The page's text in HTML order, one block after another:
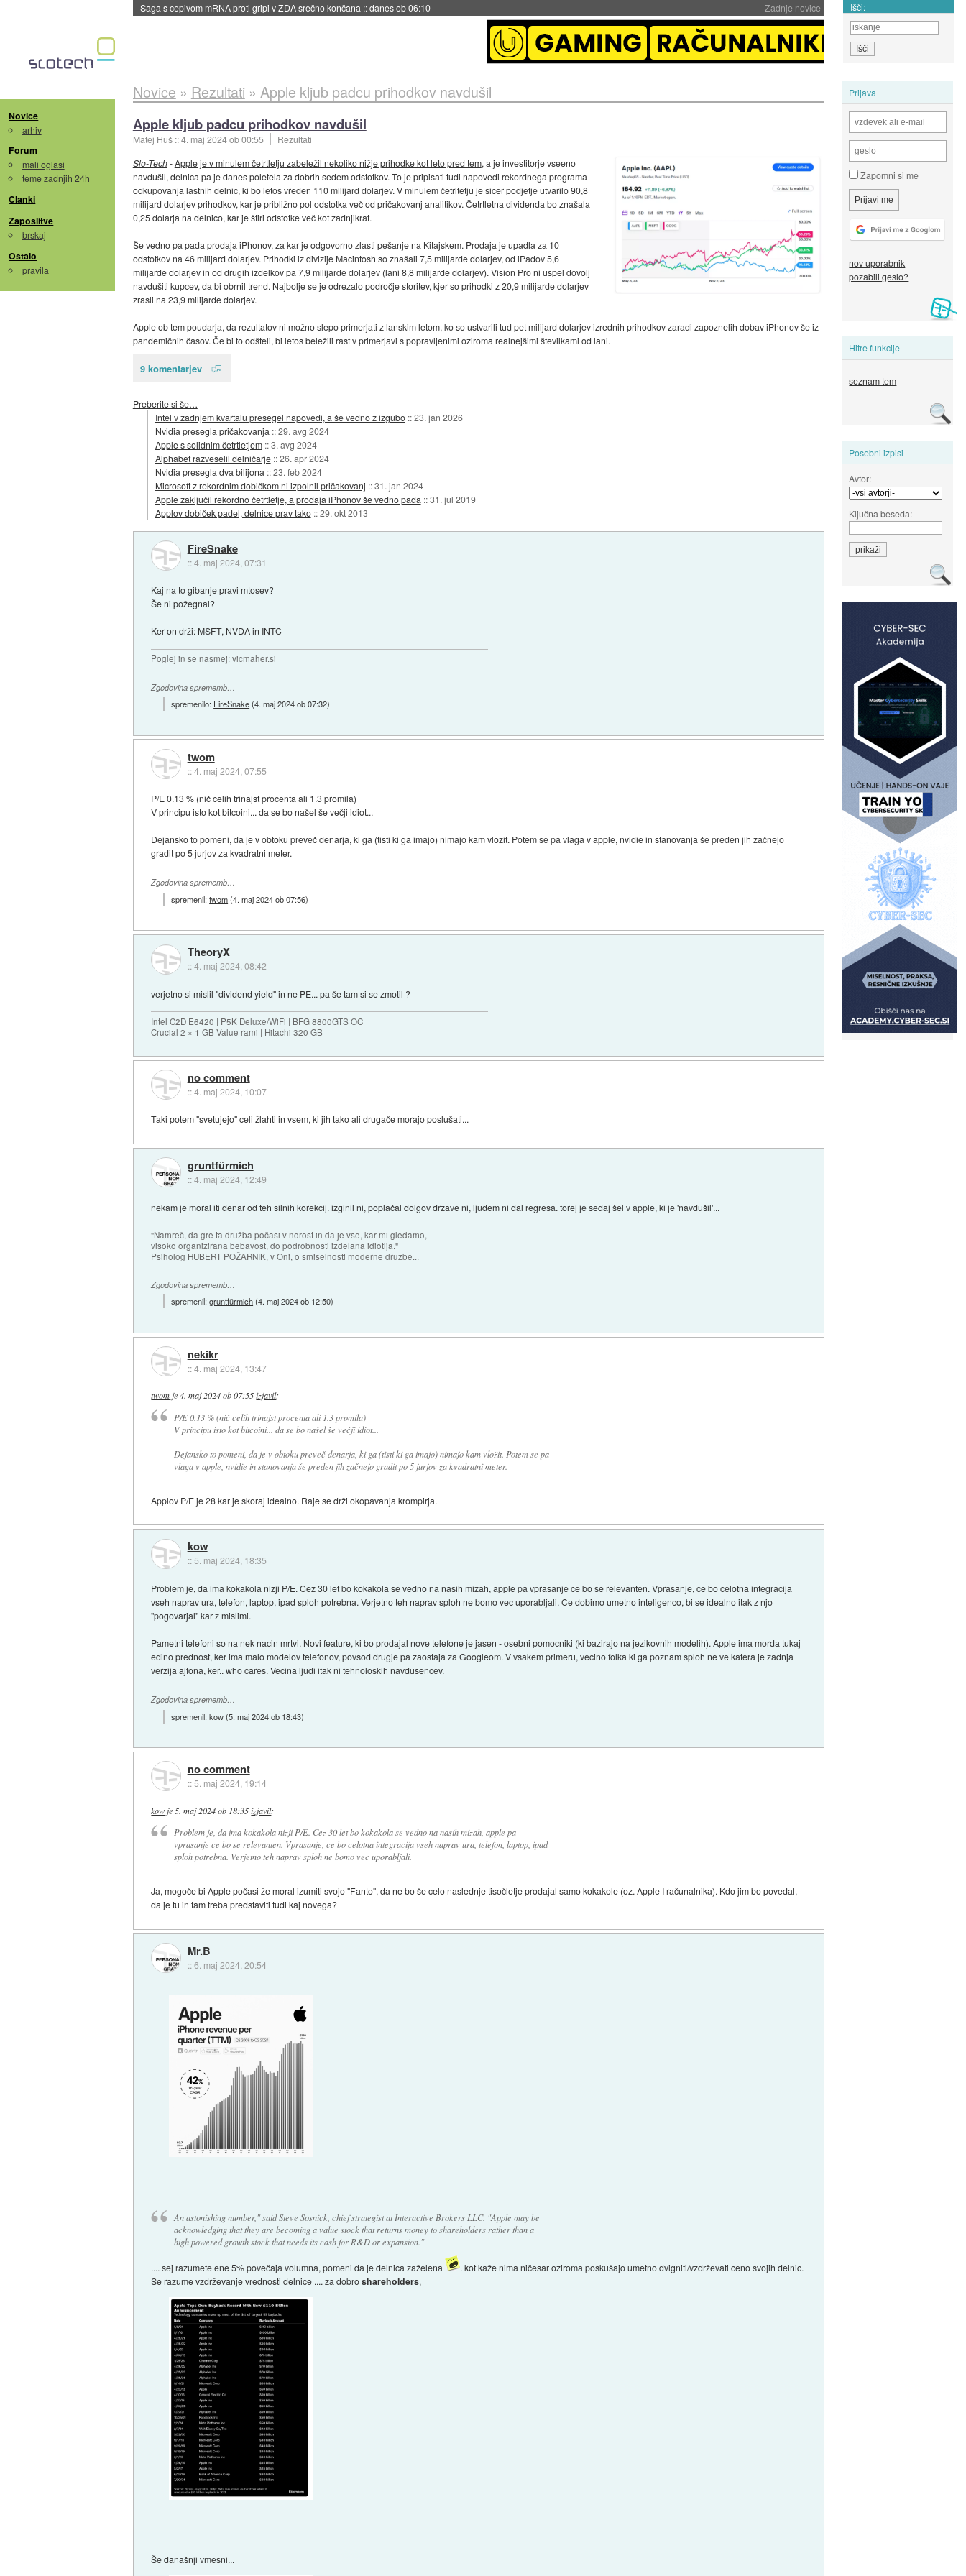
Zadnje novice
BMW v vozilih začel predvajati reklame::danes ob 06:09 Išči:
Novice
arhiv
Forum
mali oglasi
teme zadnjih 24h
Članki
Zaposlitve
brskaj
Ostalo
pravila
Prijava
Zapomni si me
nov uporabnik
pozabili geslo?
Hitre funkcije
seznam tem
Posebni izpisi
Avtor:
Ključna beseda:
Novice » Rezultati » Apple kljub padcu prihodkov navdušil
Apple kljub padcu prihodkov navdušil
Matej Huš ::4. maj 2024ob 00:55
Rezultati
Slo-Tech-Apple je v minulem četrtletju zabeležil nekoliko nižje prihodke kot leto pred tem, a je investitorje vseeno
navdušil, delnica pa je danes poletela za dobrih sedem odstotkov. To je pripisati tudi napovedi rekordnega programa
odkupovanja lastnih delnic, ki bo letos vreden 110 milijard dolarjev. V minulem četrltetju je sicer podjetje utvarilo 90,8
milijard dolarjev prihodkov, kar je približno pol odstotka več od pričakovanj analitikov. Četrtletna dividenda bo znašala
0,25 dolarja na delnico, kar je štiri odstotke več kot zadnjikrat.
Še vedno pa pada prodaja iPhonov, za kar je odgovorno zlasti pešanje na Kitajskem. Prodaja je upadla za 10
odstotkov na 46 milijard dolarjev. Prihodki iz divizije Macintosh so znašali 7,5 milijarde dolarjev, od iPadov 5,6
milijarde dolarjev in od drugih izdelkov pa 7,9 milijarde dolarjev (lani 8,8 milijarde dolarjev). Vision Pro ni uspel dovolj
navdušiti kupcev, da bi obrnil trend. Najbolje se je odrezalo področje storitev, kjer so prihodki z 20,9 milijarde dolarjev
zrasli na 23,9 milijarde dolarjev.
Apple ob tem poudarja, da rezultatov ni možno slepo primerjati z lanskim letom, ko so ustvarili tud pet milijard dolarjev izrednih prihodkov zaradi zapoznelih dobav iPhonov še iz
pandemičnih časov. Če bi to odšteli, bi letos beležili rast v primerjavi s popravljenimi oziroma realnejšimi številkami od lani.
9 komentarjev
Preberite si še…
Intel v zadnjem kvartalu presegel napovedi, a še vedno z izgubo ::23. jan 2026
Nvidia presegla pričakovanja ::29. avg 2024
Apple s solidnim četrtletjem ::3. avg 2024
Alphabet razveselil delničarje ::26. apr 2024
Nvidia presegla dva bilijona ::23. feb 2024
Microsoft z rekordnim dobičkom ni izpolnil pričakovanj ::31. jan 2024
Apple zaključil rekordno četrtletje, a prodaja iPhonov še vedno pada ::31. jul 2019
Applov dobiček padel, delnice prav tako ::29. okt 2013
FireSnake
::4. maj 2024, 07:31
Kaj na to gibanje pravi mtosev?
Še ni požegnal?
Ker on drži: MSFT, NVDA in INTC
Poglej in se nasmej: vicmaher.si
Zgodovina sprememb…
spremenilo: FireSnake(4. maj 2024 ob 07:32)
twom
::4. maj 2024, 07:55
P/E 0.13 % (nič celih trinajst procenta ali 1.3 promila)
V principu isto kot bitcoini... da se bo našel še večji idiot...
Dejansko to pomeni, da je v obtoku preveč denarja, ki ga (tisti ki ga imajo) nimajo kam vložit. Potem se pa vlaga v apple, nvidie in stanovanja še preden jih začnejo
gradit po 5 jurjov za kvadratni meter.
Zgodovina sprememb…
spremenil:twom(4. maj 2024 ob 07:56)
TheoryX
::4. maj 2024, 08:42
verjetno si mislil "dividend yield" in ne PE... pa še tam si se zmotil ?
Intel C2D E6420 | P5K Deluxe/WiFi | BFG 8800GTS OC
Crucial 2 × 1 GB Value rami | Hitachi 320 GB
no comment
::4. maj 2024, 10:07
Taki potem "svetujejo" celi žlahti in vsem, ki jih tako ali drugače morajo poslušati...
gruntfürmich
::4. maj 2024, 12:49
nekam je moral iti denar od teh silnih korekcij. izginil ni, poplačal dolgov države ni, ljudem ni dal regresa. torej je sedaj šel v apple, ki je 'navdušil'...
"Namreč, da gre ta družba počasi v norost in da je vse, kar mi gledamo,
visoko organizirana bebavost, do podrobnosti izdelana idiotija."
Psiholog HUBERT POŽARNIK, v Oni, o smiselnosti moderne družbe...
Zgodovina sprememb…
spremenil:gruntfürmich(4. maj 2024 ob 12:50)
nekikr
::4. maj 2024, 13:47
twomje4. maj 2024 ob 07:55 izjavil:
P/E 0.13 % (nič celih trinajst procenta ali 1.3 promila)
V principu isto kot bitcoini... da se bo našel še večji idiot...
Dejansko to pomeni, da je v obtoku preveč denarja, ki ga (tisti ki ga imajo) nimajo kam vložit. Potem se pa
vlaga v apple, nvidie in stanovanja še preden jih začnejo gradit po 5 jurjov za kvadratni meter.
Applov P/E je 28 kar je skoraj idealno. Raje se drži okopavanja krompirja.
kow
:: 5. maj 2024, 18:35
Problem je, da ima kokakola nizji P/E. Cez 30 let bo kokakola se vedno na nasih mizah, apple pa vprasanje ce bo se relevanten. Vprasanje, ce bo celotna integracija
vseh naprav ura, telefon, laptop, ipad sploh potrebna. Verjetno teh naprav sploh ne bomo vec uporabljali. Ce dobimo umetno inteligenco, bi se idealno itak z njo
"pogovarjal" kar z mislimi.
Pametni telefoni so na nek nacin mrtvi. Novi feature, ki bo prodajal nove telefone je jasen - osebni pomocniki (ki bazirajo na jezikovnih modelih). Apple ima morda tukaj
edino prednost, ker ima malo modelov telefonov, povsod drugje pa zaostaja za Googleom. V vsakem primeru, vecino folka ki ga poznam sploh ne ve katera je zadnja
verzija ajfona, ker.. who cares. Vecina ljudi itak ni tehnoloskih navdusencev.
Zgodovina sprememb…
spremenil:kow(5. maj 2024 ob 18:43)
no comment
::5. maj 2024, 19:14
kow je 5. maj 2024 ob 18:35 izjavil:
Problem je, da ima kokakola nizji P/E. Cez 30 let bo kokakola se vedno na nasih mizah, apple pa
vprasanje ce bo se relevanten. Vprasanje, ce bo celotna integracija vseh naprav ura, telefon, laptop, ipad
sploh potrebna. Verjetno teh naprav sploh ne bomo vec uporabljali.
Ja, mogoče bi Apple počasi že moral izumiti svojo "Fanto", da ne bo še celo naslednje tisočletje prodajal samo kokakole (oz. Apple I računalnika). Kdo jim bo povedal,
da je tu in tam treba predstaviti tudi kaj novega?
Mr.B
::6. maj 2024, 20:54
An astonishing number," said Steve Sosnick, chief strategist at Interactive Brokers LLC. "Apple may be
acknowledging that they are becoming a value stock that returns money to shareholders rather than a
high powered growth stock that needs its cash for R&D or expansion."
.... sej razumete ene 5% povečaja volumna, pomeni da je delnica zaželena
. kot kaže nima ničesar oziroma poskušajo umetno dvigniti/vzdrževati ceno svojih delnic.
Se razume vzdrževanje vrednosti delnice .... za dobroshareholders,
Še današnji vmesni...